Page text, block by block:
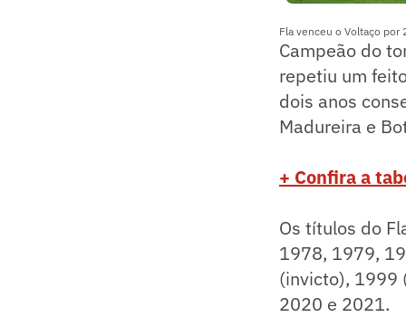
Fla venceu o Voltaço por
Campeão do
repetiu um
dois anos
Madureira e
+ Confira a
Os títulos do
1978, 1979,
(invicto), 1999
2020 e 2021.